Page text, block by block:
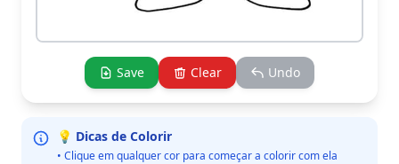
Save Clear Undo
💡 Dicas de Colorir
• Clique em qualquer cor para começar a colorir com ela